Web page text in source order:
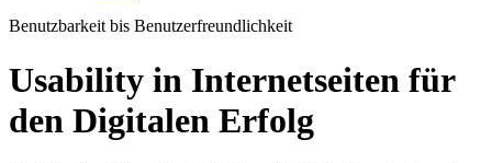
Benutzbarkeit bis Benutzerfreundlichkeit
Usability in Internetseiten für
den Digitalen Erfolg